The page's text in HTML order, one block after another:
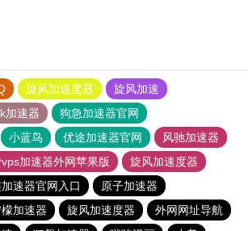
旋风加速度器
旋风加速
加速器
狗急加速器官网
小蓝鸟 优途加速器官网
风驰加速器
加速器外网苹果版
旋风加速度器
速器官网入口
原子加速器
加速器 旋风加速度器
外网网址导航